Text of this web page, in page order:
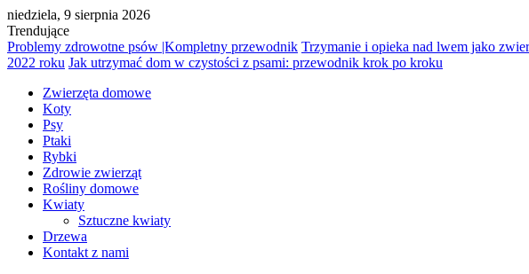
niedziela, 9 sierpnia 2026
Trendujące
Problemy zdrowotne psów |Kompletny przewodnik Trzymanie i opieka nad lwem jako
2022 roku Jak utrzymać dom w czystości z psami: przewodnik krok po kroku
Zwierzęta domowe
Koty
Psy
Ptaki
Rybki
Zdrowie zwierząt
Rośliny domowe
Kwiaty
Sztuczne kwiaty
Drzewa
Kontakt z nami